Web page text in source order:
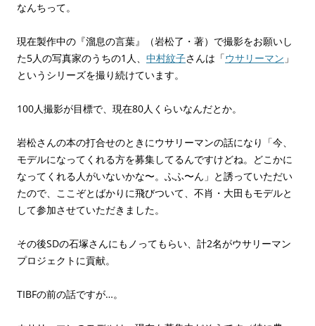
なんちって。
現在製作中の『溜息の言葉』（岩松了・著）で撮影をお願いし
た5人の写真家のうちの1人、 中村紋子さんは「ウサリーマン 」
というシリーズを撮り続けています。
100人撮影が目標で、現在80人くらいなんだとか。
岩松さんの本の打合せのときにウサリーマンの話になり「今、
モデルになってくれる方を募集してるんですけどね。どこかに
なってくれる人がいないかな〜。ふふ〜ん」と誘っていただい
たので、ここぞとばかりに飛びついて、不肖・大田もモデルと
して参加させていただきました。
その後SDの石塚さんにもノってもらい、計2名がウサリーマン
プロジェクトに貢献。
TIBFの前の話ですが…。